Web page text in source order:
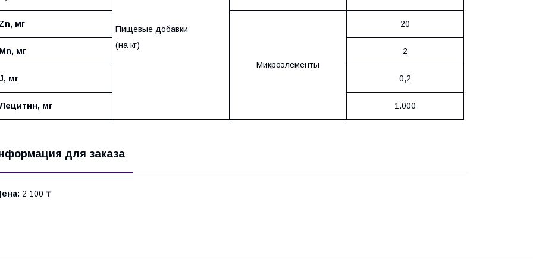
Пищевые добавки
(на кг)
, мг
Микроэлементы
20
, мг 2
, мг 0,2
мг 1.000
для заказа
2 100 ₸